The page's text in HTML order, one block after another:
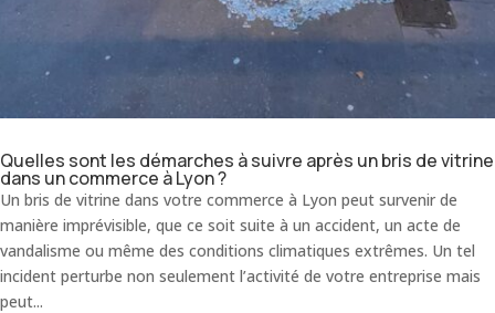
Quelles sont les démarches à suivre après un bris de vitrine
dans un commerce à Lyon ?
Un bris de vitrine dans votre commerce à Lyon peut survenir de
manière imprévisible, que ce soit suite à un accident, un acte de
vandalisme ou même des conditions climatiques extrêmes. Un tel
incident perturbe non seulement l’activité de votre entreprise mais
peut...